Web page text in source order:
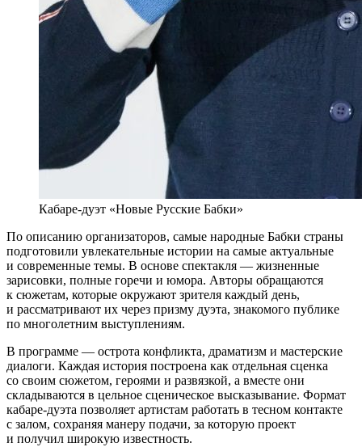
Кабаре-дуэт «Новые Русские Бабки»
По описанию организаторов, самые народные Бабки страны
подготовили увлекательные истории на самые актуальные
и современные темы. В основе спектакля — жизненные
зарисовки, полные горечи и юмора. Авторы обращаются
к сюжетам, которые окружают зрителя каждый день,
и рассматривают их через призму дуэта, знакомого публике
по многолетним выступлениям.
В программе — острота конфликта, драматизм и мастерские
диалоги. Каждая история построена как отдельная сценка
со своим сюжетом, героями и развязкой, а вместе они
складываются в цельное сценическое высказывание. Формат
кабаре-дуэта позволяет артистам работать в тесном контакте
с залом, сохраняя манеру подачи, за которую проект
и получил широкую известность.